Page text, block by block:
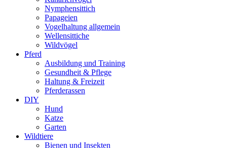
Nymphensittich
Papageien
Vogelhaltung allgemein
Wellensittiche
Wildvögel
Pferd
Ausbildung und Training
Gesundheit & Pflege
Haltung & Freizeit
Pferderassen
DIY
Hund
Katze
Garten
Wildtiere
Bienen und Insekten